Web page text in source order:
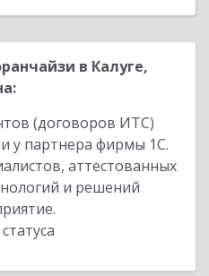
в Калуге,
(договоров ИТС)
у партнера фирмы 1С.
аттестованных
и решений